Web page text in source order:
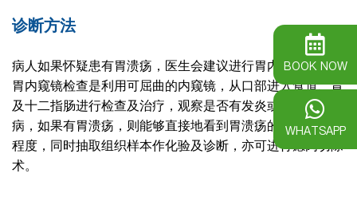
诊断方法
病人如果怀疑患有胃溃疡，医生会建议进行胃内窥镜检查。
胃内窥镜检查是利用可屈曲的内窥镜，从口部进入食道、胃
及十二指肠进行检查及治疗，观察是否有发炎或肿瘤之疾
病，如果有胃溃疡，则能够直接地看到胃溃疡的位置及严重
程度，同时抽取组织样本作化验及诊断，亦可进行瘜肉切除
术。
BOOK NOW
WHATSAPP